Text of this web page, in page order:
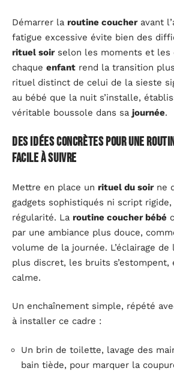
Démarrer la routine coucheravant
fatigue excessive évite bien des
rituel soirselon les moments et les
chaque enfant rend la transition
rituel distinct de celui de la sieste
au bébé que la nuit s’installe,
véritable boussole dans sa journée.
Des idées concrètes pour une
facile à suivre
Mettre en place un rituel du soirne
gadgets sophistiqués ni script
régularité. La routine coucher bébé
par une ambiance plus douce,
volume de la journée. L’éclairage de
plus discret, les bruits s’estompent,
calme.
Un enchaînement simple, répété
à installer ce cadre :
Un brin de toilette, lavage des
bain tiède, pour marquer la